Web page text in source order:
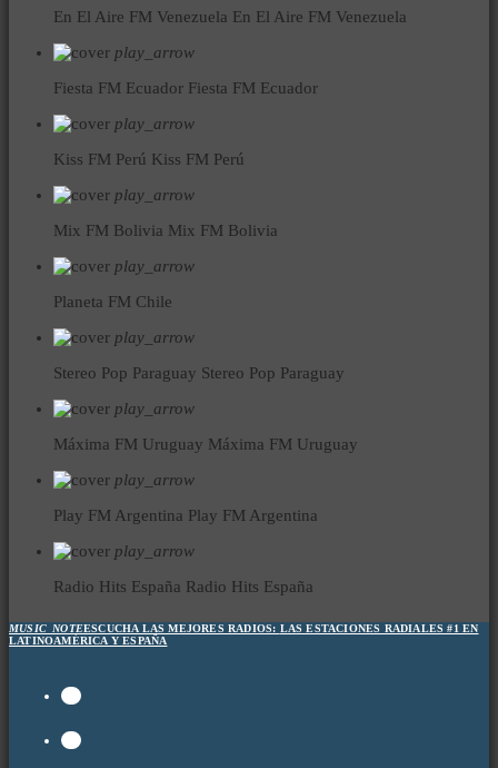
En El Aire FM Venezuela En El Aire FM Venezuela
play_arrow
Fiesta FM Ecuador Fiesta FM Ecuador
play_arrow
Kiss FM Perú Kiss FM Perú
play_arrow
Mix FM Bolivia Mix FM Bolivia
play_arrow
Planeta FM Chile
play_arrow
Stereo Pop Paraguay Stereo Pop Paraguay
play_arrow
Máxima FM Uruguay Máxima FM Uruguay
play_arrow
Play FM Argentina Play FM Argentina
play_arrow
Radio Hits España Radio Hits España
MUSIC_NOTEESCUCHA LAS MEJORES RADIOS: LAS ESTACIONES RADIALES #1 EN
LATINOAMÉRICA Y ESPAÑA